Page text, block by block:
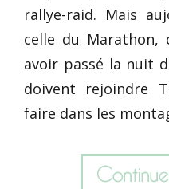
rallye-raid. Mais
celle du Marathon,
avoir passé la nuit
doivent rejoindre
faire dans les